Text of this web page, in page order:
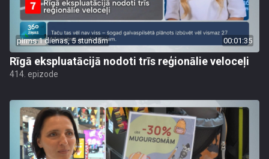
pirms 1 dienas, 5 stundām 00:01:35
Rīgā ekspluatācijā nodoti trīs reģionālie veloceļi
414. epizode